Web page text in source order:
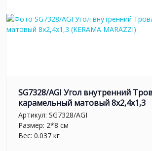
SG7328/AGI Угол внутренний
карамельный матовый 8x2,4x1,3
Артикул: SG7328/AGI
Размер: 2*8 см
Вес: 0.037 кг